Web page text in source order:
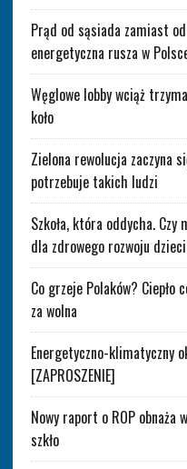
Prąd od sąsiada zamiast
energetyczna rusza w
Węglowe lobby wciąż
koło
Zielona rewolucja zaczyna
potrzebuje takich ludzi
Szkoła, która oddycha.
dla zdrowego rozwoju
Co grzeje Polaków?
za wolna
Energetyczno-klimatyczny
[ZAPROSZENIE]
Nowy raport o ROP obnaża
szkło